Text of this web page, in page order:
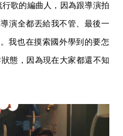
歌的編曲人，因為跟導演拍
演全都丟給我不管、最後一
我也在摸索國外學到的要怎
態，因為現在大家都還不知